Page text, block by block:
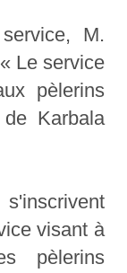
M.
Le service
pèlerins
Karbala
visant à
pèlerins